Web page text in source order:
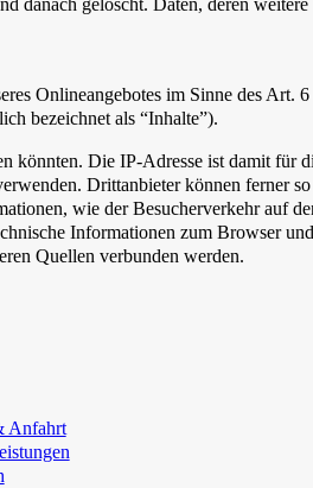
danach gelöscht. Daten, deren weitere
Onlineangebotes im Sinne des Art.
bezeichnet als “Inhalte”).
könnten. Die IP-Adresse ist damit für
Drittanbieter können ferner so
wie der Besucherverkehr auf
Informationen zum Browser und
Quellen verbunden werden.
Anfahrt